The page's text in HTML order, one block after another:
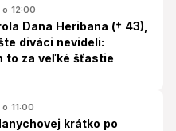
12:00
Dana Heribana († 43),
diváci nevideli:
to za veľké šťastie
11:00
krátko po